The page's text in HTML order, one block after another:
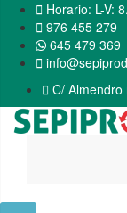
 Horario: L-V:
 976 455 279
645 479 369

 C/ Almendro